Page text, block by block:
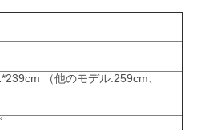
（他のモデル:259cm、